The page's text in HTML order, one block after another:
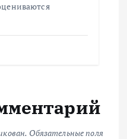
Обязательные поля